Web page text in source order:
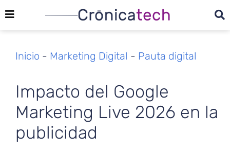
Inicio - Marketing Digital - Pauta digital
Impacto del Google
Marketing Live 2026 en la
publicidad